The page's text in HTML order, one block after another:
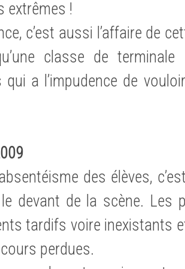
extrêmes !
c’est aussi l’affaire de
classe de
a l’impudence de
des élèves,
devant de la scène. Les
tardifs voire inexistants
perdues.